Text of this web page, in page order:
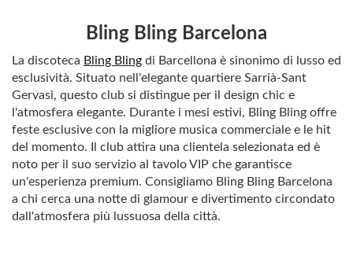
Bling Bling Barcelona
La discoteca Bling Bling di Barcellona è sinonimo di lusso ed
esclusività. Situato nell'elegante quartiere Sarrià-Sant
Gervasi, questo club si distingue per il design chic e
l'atmosfera elegante. Durante i mesi estivi, Bling Bling offre
feste esclusive con la migliore musica commerciale e le hit
del momento. Il club attira una clientela selezionata ed è
noto per il suo servizio al tavolo VIP che garantisce
un'esperienza premium. Consigliamo Bling Bling Barcelona
a chi cerca una notte di glamour e divertimento circondato
dall'atmosfera più lussuosa della città.